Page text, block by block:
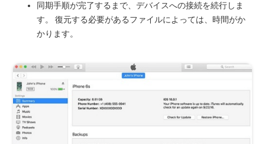
同期手順が完了するまで、デバイスへの接続を続行しま
す。 復元する必要があるファイルによっては、時間がか
かります。